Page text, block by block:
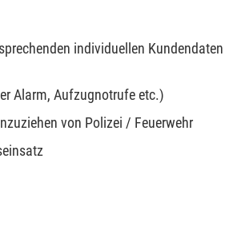
individuellen Kundendaten
Alarm, Aufzugnotrufe etc.)
von Polizei / Feuerwehr